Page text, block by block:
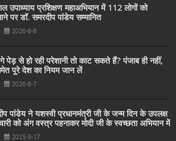
उपाध्याय प्रशिक्षण महाअभियान में 112 लोगों को
पर डॉ. समरदीप पांडेय सम्मानित
2026-8-8
से हो रही परेशानी तो काट सकते हैं? पंजाब ही नहीं,
पूरे देश का नियम जान लें
2026-8-7
पांडेय ने यशस्वी प्रधानमंत्री जी के जन्म दिन के उपलक्ष
को अंग वस्त्र पहनाकर मोदी जी के स्वच्छता अभियान में
2025-9-17